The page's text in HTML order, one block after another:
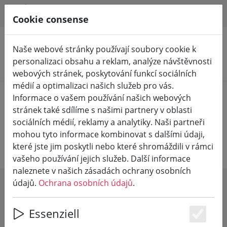
Hledat produkty
Home Vinařství Vinařství Kriechel
Vinařství Peter Kriechel
SHOW FILTERS
Cookie consense
Naše webové stránky používají soubory cookie k
personalizaci obsahu a reklam, analýze návštěvnosti
webových stránek, poskytování funkcí sociálních
médií a optimalizaci našich služeb pro vás.
Informace o vašem používání našich webových
stránek také sdílíme s našimi partnery v oblasti
sociálních médií, reklamy a analytiky. Naši partneři
mohou tyto informace kombinovat s dalšími údaji,
které jste jim poskytli nebo které shromáždili v rámci
vašeho používání jejich služeb. Další informace
naleznete v našich zásadách ochrany osobních
údajů. Ochrana osobních údajů.
Essenziell